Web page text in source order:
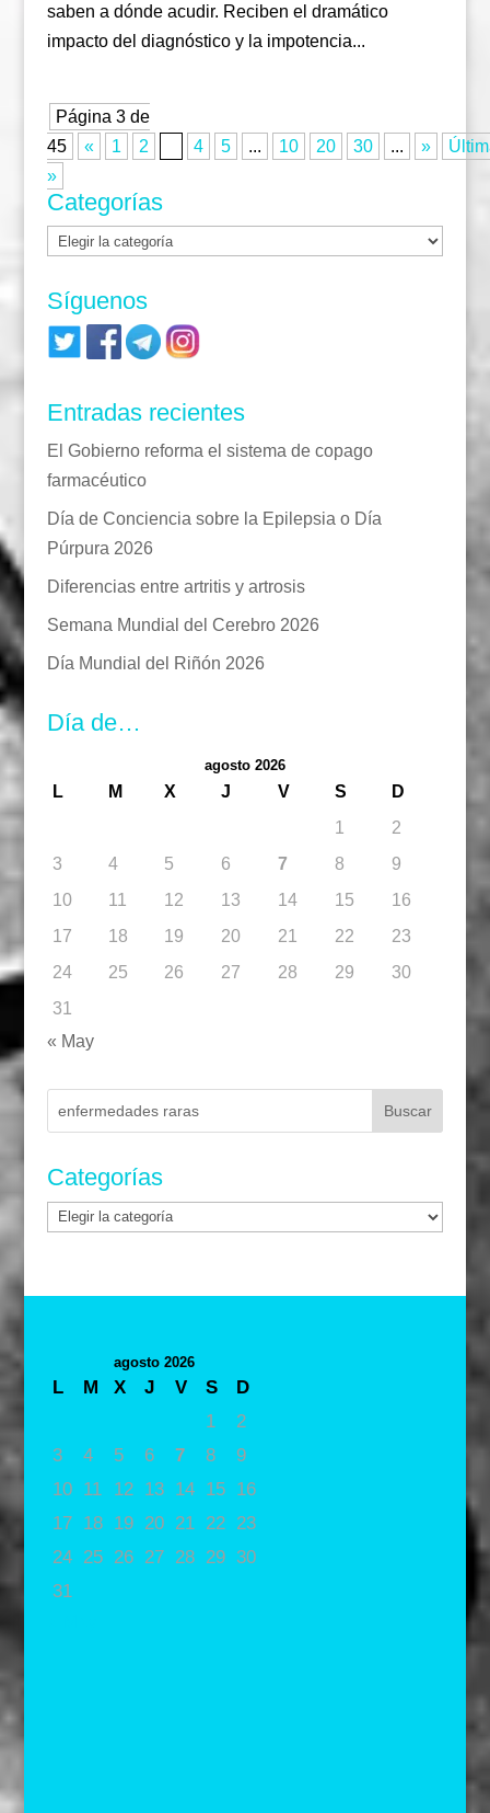
saben a dónde acudir. Reciben el dramático
impacto del diagnóstico y la impotencia...
Página 3 de
45
« 1 2 4 5 ... 10 20 30 ... »
»
Categorías
Categorías
Síguenos
Entradas recientes
El Gobierno reforma el sistema de copago
farmacéutico
Día de Conciencia sobre la Epilepsia o Día
Púrpura 2026
Diferencias entre artritis y artrosis
Semana Mundial del Cerebro 2026
Día Mundial del Riñón 2026
Día de…
agosto 2026
L M X J V S
D
1
2
3
4 5 6 7 8
9
10
11 12 13 14 15
16
17
18 19 20 21 22
23
24
25 26 27 28 29
30
31
« May
Categorías
Categorías
agosto 2026
L M X J V S
D
1
2
3
4 5 6 7 8
9
10
11 12 13 14 15
16
17
18 19 20 21 22
23
24
25 26 27 28 29 30
31